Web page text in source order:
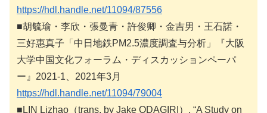
https://hdl.handle.net/11094/87556
■胡毓瑜・李欣・張曼青・許俊卿・金吉男・王石諾・
三好惠真子「中日地鉄PM2.5濃度調査与分析」『大阪
大学中国文化フォーラム・ディスカッションペーパ
ー』2021-1、2021年3月
https://hdl.handle.net/11094/79004
■LIN Lizhao（trans. by Jake ODAGIRI）, “A Study on